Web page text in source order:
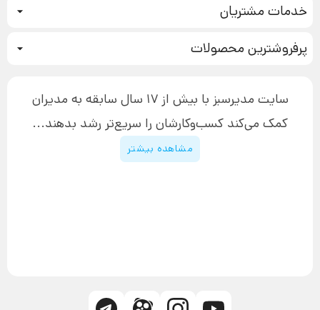
بازاریابی عصبی
تبلیغ نویسی
افزایش عملکرد
چگونه کتاب بنویسیم
دوره اینستاگرام
خدمات مشتریان
آموزش دسترسی به دانلود فایل‌ها
پیگیری سفارش
پشتیبانی
قوانین و مقررات سایت
پرفروشترین محصولاتدوره جدید سیستم سازی
سایت مدیرسبز با بیش از 17 سال سابقه به مدیران
کمک می‌کند کسب‌و‌کارشان را سریع‌تر رشد بدهند...
مشاهده بیشتر